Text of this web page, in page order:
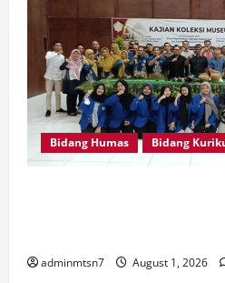
Bidang Humas Bidang
adminmtsn7 August 1, 2026